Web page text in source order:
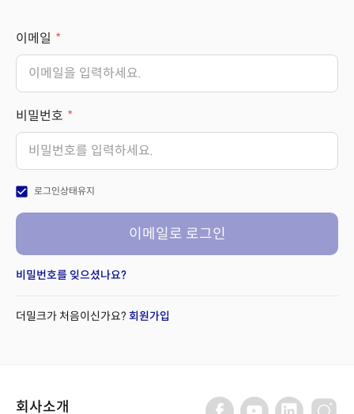
이메일
비밀번호
check_box 로그인상태유지
이메일로 로그인
비밀번호를 잊으셨나요?
더밀크가 처음이신가요? 회원가입
회사소개